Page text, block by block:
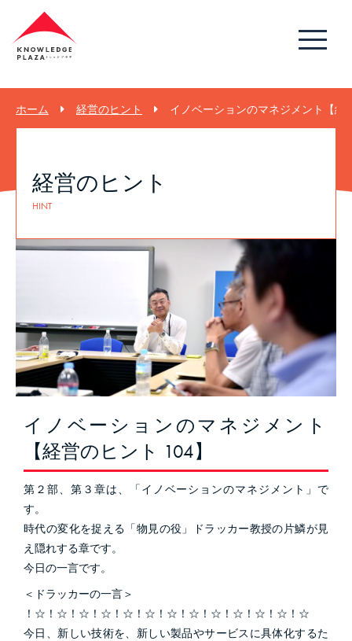
ホーム 経営のヒント イノベーションのマネジメント【経
経営のヒント
HINT
イノベーションのマネジメント
【経営のヒント 104】
第２部、第３章は、「イノベーションのマネジメント」で
す。
時代の変化を捉える「物見の役」ドラッカー教授の片鱗が見
え隠れする章です。
今日の一言です。
＜ドラッカーの一言＞
！☆！☆！☆！☆！☆！☆！☆！☆！☆！☆！☆！☆！☆
今日、新しい技術を、新しい製品やサービスに具体化するた